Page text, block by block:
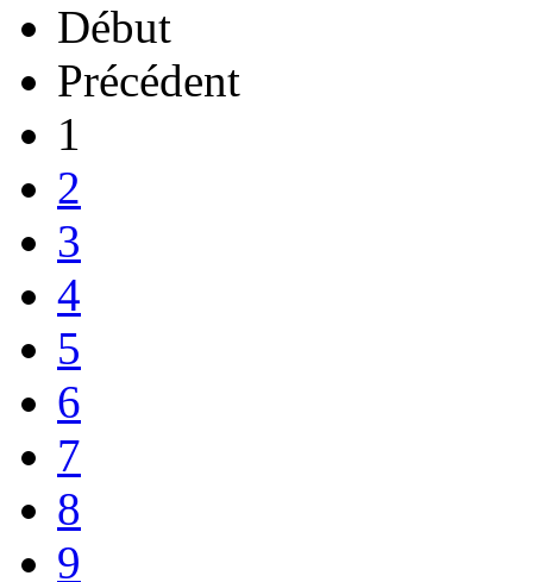
Début
Précédent
1
2
3
4
5
6
7
8
9